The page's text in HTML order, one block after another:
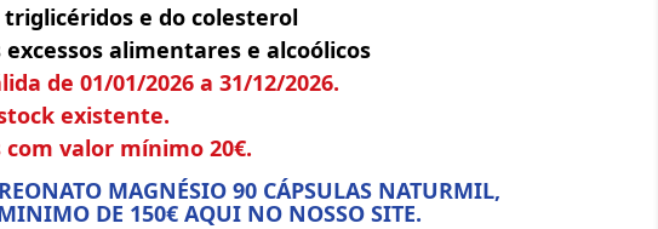
triglicéridos e do colesterol
excessos alimentares e alcoólicos
de 01/01/2026 a 31/12/2026.
existente.
valor mínimo 20€.
MAGNÉSIO 90 CÁPSULAS NATURMIL,
DE 150€ AQUI NO NOSSO SITE.